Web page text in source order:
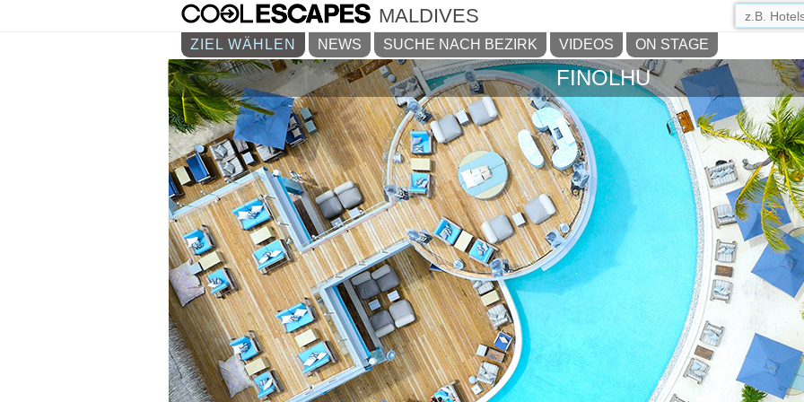
MALDIVES
ZIEL WÄHLEN NEWS SUCHE NACH BEZIRK VIDEOS ON STAGE
FINOLHU